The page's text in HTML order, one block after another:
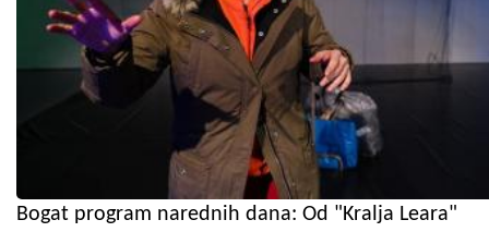
Bogat program narednih dana: Od "Kralja Leara"